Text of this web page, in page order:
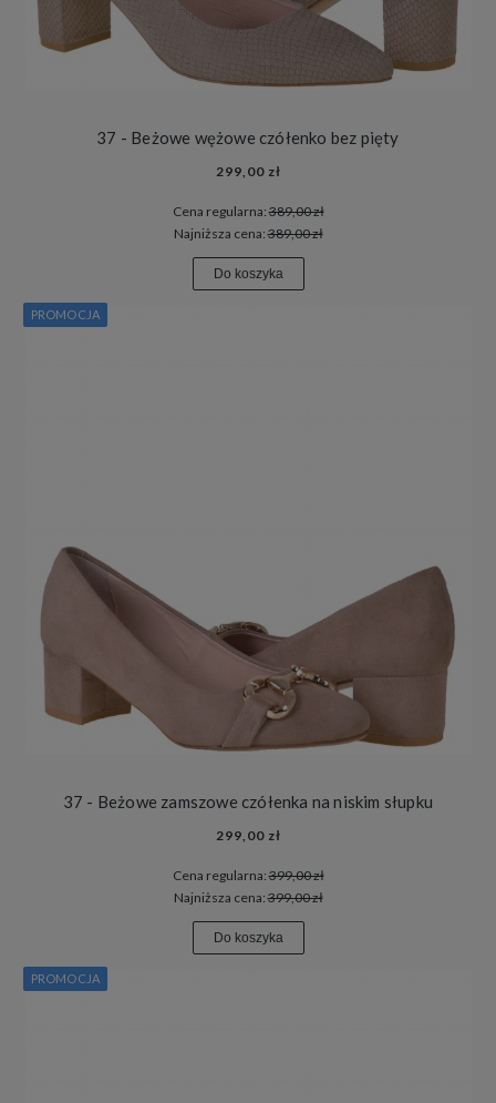
37 - Beżowe wężowe czółenko bez pięty
299,00 zł
Cena regularna:389,00 zł
Najniższa cena:389,00 zł
Do koszyka
37 - Beżowe zamszowe czółenka na niskim słupku
299,00 zł
Cena regularna:399,00 zł
Najniższa cena:399,00 zł
Do koszyka
PROMOCJA
PROMOCJA